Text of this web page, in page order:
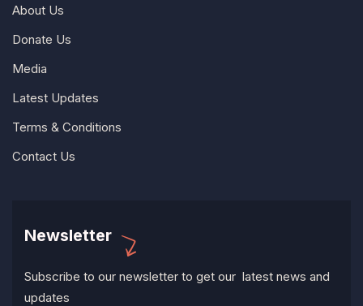
About Us
Donate Us
Media
Latest Updates
Terms & Conditions
Contact Us
Newsletter
Subscribe to our newsletter to get our latest news and
updates